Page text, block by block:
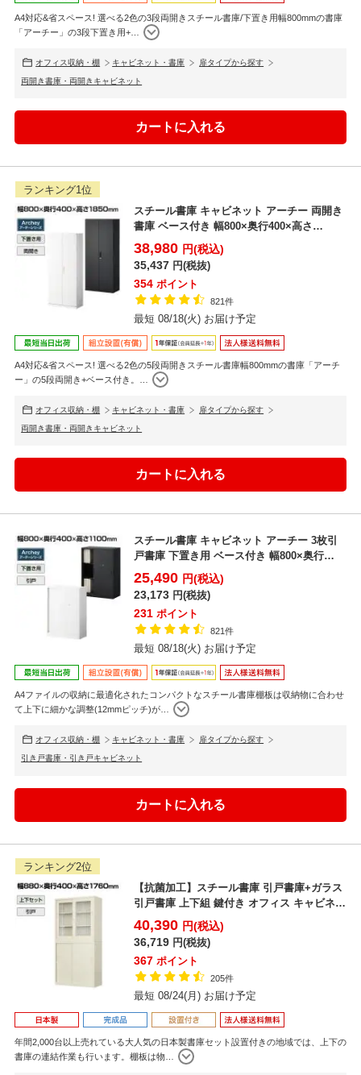
A4対応&省スペース! 選べる2色の3段両開きスチール書庫/下置き用幅800mmの書庫
「アーチー」の3段下置き用+…
オフィス収納・棚 キャビネット・書庫 扉タイプから探す
両開き書庫・両開きキャビネット
ランキング1位
スチール書庫 キャビネット アーチー 両開き
書庫 ベース付き 幅800×奥行400×高さ
1850mm
38,980 円(税込)
35,437 円(税抜)
354 ポイント
821件
最短 08/18(火) お届け予定
A4対応&省スペース! 選べる2色の5段両開きスチール書庫幅800mmの書庫「アーチ
ー」の5段両開き+ベース付き。
オフィス収納・棚 キャビネット・書庫 扉タイプから探す
両開き書庫・両開きキャビネット
スチール書庫 キャビネット アーチー 3枚引
戸書庫 下置き用 ベース付き 幅800×奥行
400×高さ...
25,490 円(税込)
23,173 円(税抜)
231 ポイント
821件
最短 08/18(火) お届け予定
A4ファイルの収納に最適化されたコンパクトなスチール書庫棚板は収納物に合わせ
て上下に細かな調整(12mmピッチ)が…
オフィス収納・棚 キャビネット・書庫 扉タイプから探す
引き戸書庫・引き戸キャビネット
ランキング2位
【抗菌加工】スチール書庫 引戸書庫+ガラス
引戸書庫 上下組 鍵付き オフィス キャビネッ
ト 国産 完...
40,390 円(税込)
36,719 円(税抜)
367 ポイント
205件
最短 08/24(月) お届け予定
年間2,000台以上売れている大人気の日本製書庫セット設置付きの地域では、上下の
書庫の連結作業も行います。棚板は物…